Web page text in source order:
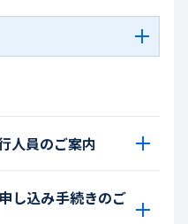
人員のご案内
し込み手続きのご